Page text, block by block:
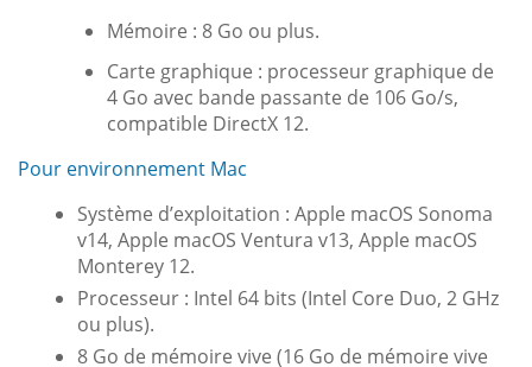
Mémoire : 8 Go ou plus.
Carte graphique : processeur graphique de
4 Go avec bande passante de 106 Go/s,
compatible DirectX 12.
Pour environnement Mac
Système d’exploitation : Apple macOS Sonoma
v14, Apple macOS Ventura v13, Apple macOS
Monterey 12.
Processeur : Intel 64 bits (Intel Core Duo, 2 GHz
ou plus).
8 Go de mémoire vive (16 Go de mémoire vive